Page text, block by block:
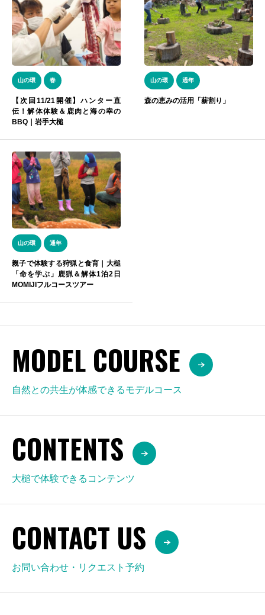
山の環 春
【次回11/21開催】ハンター直
伝！解体体験＆鹿肉と海の幸の
BBQ｜岩手大槌
山の環 通年
森の恵みの活用「薪割り」
山の環 通年
親子で体験する狩猟と食育｜大槌
「命を学ぶ」鹿猟＆解体1泊2日
MOMIJIフルコースツアー
MODEL COURSE
自然との共生が体感できるモデルコース
CONTENTS
大槌で体験できるコンテンツ
CONTACT US
お問い合わせ・リクエスト予約